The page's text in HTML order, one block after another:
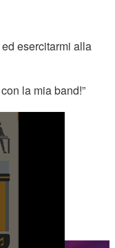
esercitarmi alla
la mia band!”